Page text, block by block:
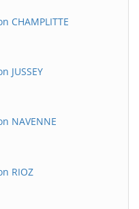
CHAMPLITTE
JUSSEY
NAVENNE
RIOZ